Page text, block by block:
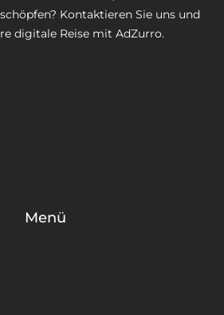
Kontaktieren Sie uns und
digitale Reise mit AdZurro.
Menü